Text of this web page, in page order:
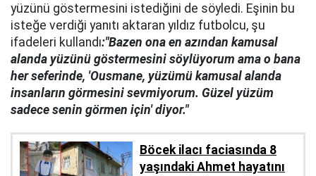
yüzünü göstermesini istediğini de söyledi. Eşinin bu
isteğe verdiği yanıtı aktaran yıldız futbolcu, şu
ifadeleri kullandı:"Bazen ona en azından kamusal
alanda yüzünü göstermesini söylüyorum ama o bana
her seferinde, 'Ousmane, yüzümü kamusal alanda
insanların görmesini sevmiyorum. Güzel yüzüm
sadece senin görmen için' diyor."
Böcek ilacı faciasında 8
yaşındaki Ahmet hayatını